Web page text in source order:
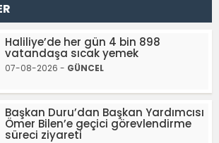
Haliliye’de her gün 4 bin 898
vatandaşa sıcak yemek
07-08-2026 - GÜNCEL
Başkan Duru’dan Başkan Yardımcısı
Ömer Bilen’e geçici görevlendirme
süreci ziyareti